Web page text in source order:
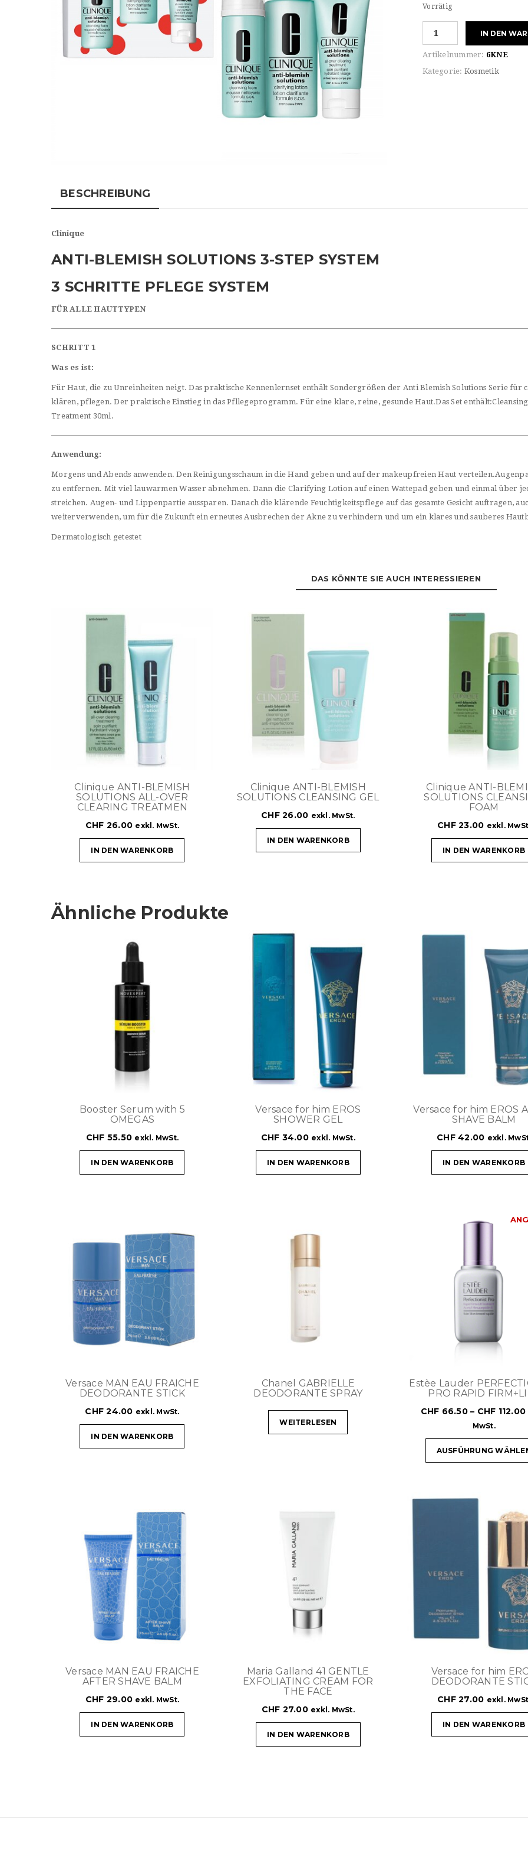
Vorrätig
BLEMISH
IN DEN
Artikelnummer: 6KNE
Kategorie: Kosmetik
BESCHREIBUNG
Clinique
ANTI-BLEMISH SOLUTIONS 3-STEP SYSTEM
3 SCHRITTE PFLEGE SYSTEM
FÜR ALLE HAUTTYPEN
SCHRITT 1
Was es ist:
Für Haut, die zu Unreinheiten neigt. Das praktische Kennenlernset enthält Sondergrößen der Anti Blemish Solutions Serie für
klären, pflegen. Der praktische Einstieg in das Pfllegeprogramm. Für eine klare, reine, gesunde Haut.Das Set
Treatment 30ml.
Anwendung:
Morgens und Abends anwenden. Den Reinigungsschaum in die Hand geben und auf der makeupfreien Haut
zu entfernen. Mit viel lauwarmen Wasser abnehmen. Dann die Clarifying Lotion auf einen Wattepad geben und einmal über
streichen. Augen- und Lippenpartie aussparen. Danach die klärende Feuchtigkeitspflege auf das gesamte Gesicht auftragen,
weiterverwenden, um für die Zukunft ein erneutes Ausbrechen der Akne zu verhindern und um ein klares und sauberes
Dermatologisch getestet
DAS KÖNNTE SIE AUCH INTERESSIEREN
Clinique ANTI-BLEMISH
SOLUTIONS ALL-OVER
CLEARING TREATMEN
CHF 26.00 exkl. MwSt.
IN DEN WARENKORB
Clinique ANTI-BLEMISH
SOLUTIONS CLEANSING GEL
CHF26.00 exkl. MwSt.
IN DEN WARENKORB
Clinique ANTI-
SOLUTIONS
FOAM
CHF23.00 exkl.
IN DEN WARENKORB
Ähnliche Produkte
Booster Serum with 5
OMEGAS
CHF 55.50 exkl. MwSt.
IN DEN WARENKORB
Versace for him EROS
SHOWER GEL
CHF 34.00 exkl. MwSt.
IN DEN WARENKORB
Versace for him EROS
SHAVE BALM
CHF42.00 exkl.
IN DEN WARENKORB
Versace MAN EAU FRAICHE
DEODORANTE STICK
CHF 24.00 exkl. MwSt.
IN DEN WARENKORB
Chanel GABRIELLE
DEODORANTE SPRAY
WEITERLESEN
Estèe Lauder
PRO RAPID
CHF 66.50– CHF 112.00
MwSt.
AUSFÜHRUNG
Versace MAN EAU FRAICHE
AFTER SHAVE BALM
CHF 29.00 exkl. MwSt.
IN DEN WARENKORB
Maria Galland 41 GENTLE
EXFOLIATING CREAM FOR
THE FACE
CHF 27.00 exkl. MwSt.
IN DEN WARENKORB
Versace for him
DEODORANTE
CHF27.00 exkl.
IN DEN WARENKORB